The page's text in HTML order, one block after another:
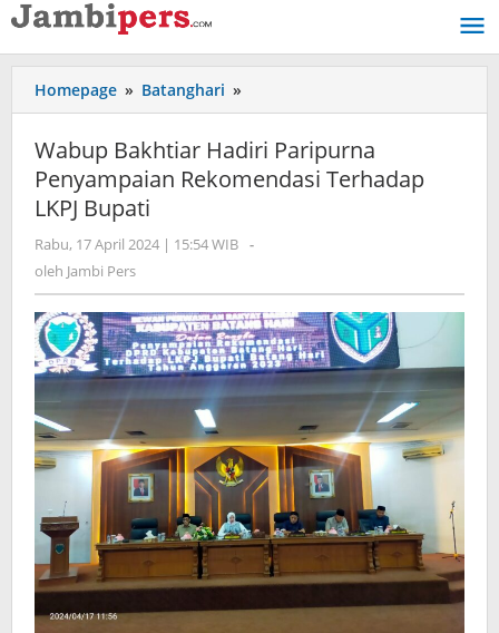
Lewati
ke
konten
Homepage » Batanghari »
Bakhtiar
Hadiri
Paripurna
Penyampaian
LKPJ
Wabup Bakhtiar Hadiri Paripurna
Penyampaian Rekomendasi Terhadap
LKPJ Bupati
Rabu, 17 April 2024 | 15:54 WIB oleh
-
oleh Jambi Pers